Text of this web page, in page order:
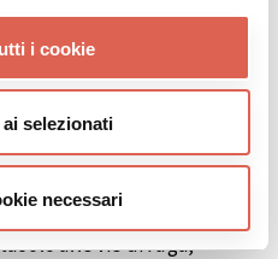
i cookie
selezionati
necessari
vietato introdurre
ostacoli la visibilità agli
di emergenza o che
alle vie di fuga,